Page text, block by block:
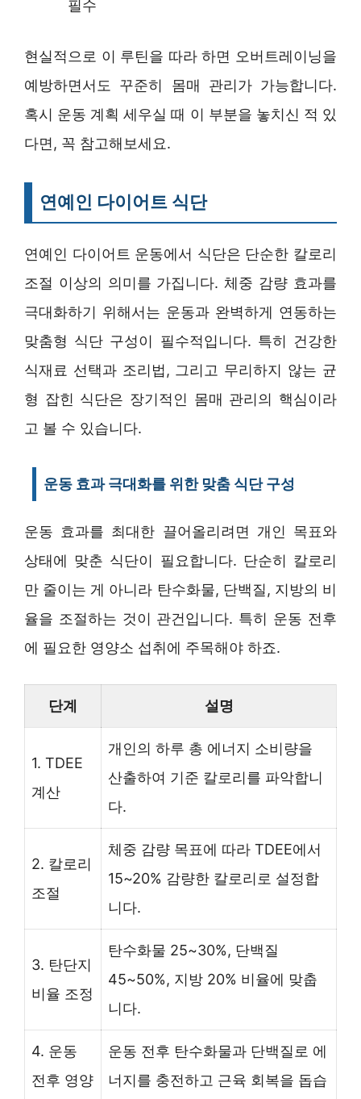
필수
현실적으로 이 루틴을 따라 하면 오버트레이닝을
예방하면서도 꾸준히 몸매 관리가 가능합니다.
혹시 운동 계획 세우실 때 이 부분을 놓치신 적 있
다면, 꼭 참고해보세요.
연예인 다이어트 식단
연예인 다이어트 운동에서 식단은 단순한 칼로리
조절 이상의 의미를 가집니다. 체중 감량 효과를
극대화하기 위해서는 운동과 완벽하게 연동하는
맞춤형 식단 구성이 필수적입니다. 특히 건강한
식재료 선택과 조리법, 그리고 무리하지 않는 균
형 잡힌 식단은 장기적인 몸매 관리의 핵심이라
고 볼 수 있습니다.
운동 효과 극대화를 위한 맞춤 식단 구성
운동 효과를 최대한 끌어올리려면 개인 목표와
상태에 맞춘 식단이 필요합니다. 단순히 칼로리
만 줄이는 게 아니라 탄수화물, 단백질, 지방의 비
율을 조절하는 것이 관건입니다. 특히 운동 전후
에 필요한 영양소 섭취에 주목해야 하죠.
단계 설명
1. TDEE
계산
개인의 하루 총 에너지 소비량을
산출하여 기준 칼로리를 파악합니
다.
2. 칼로리
조절
체중 감량 목표에 따라 TDEE에서
15~20% 감량한 칼로리로 설정합
니다.
3. 탄단지
비율 조정
탄수화물 25~30%, 단백질
45~50%, 지방 20% 비율에 맞춥
니다.
4. 운동
전후 영양
운동 전후 탄수화물과 단백질로 에
너지를 충전하고 근육 회복을 돕습